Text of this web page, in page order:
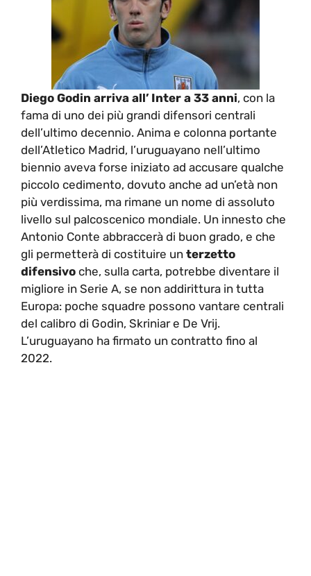
Diego Godin arriva all’ Inter a 33 anni, con la
fama di uno dei più grandi difensori centrali
dell’ultimo decennio. Anima e colonna portante
dell’Atletico Madrid, l’uruguayano nell’ultimo
biennio aveva forse iniziato ad accusare qualche
piccolo cedimento, dovuto anche ad un’età non
più verdissima, ma rimane un nome di assoluto
livello sul palcoscenico mondiale. Un innesto che
Antonio Conte abbraccerà di buon grado, e che
gli permetterà di costituire un terzetto
difensivo che, sulla carta, potrebbe diventare il
migliore in Serie A, se non addirittura in tutta
Europa: poche squadre possono vantare centrali
del calibro di Godin, Skriniar e De Vrij.
L’uruguayano ha firmato un contratto fino al
2022.